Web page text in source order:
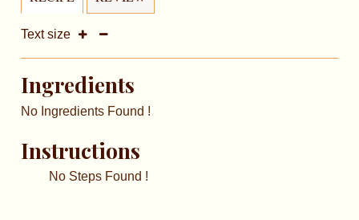
Text size
Ingredients
No Ingredients Found !
Instructions
No Steps Found !